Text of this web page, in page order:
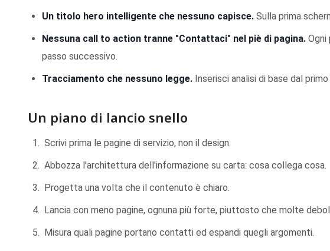
Un titolo hero intelligente che nessuno capisce. Sulla prima
Nessuna call to action tranne "Contattaci" nel piè di pagina. Ogni
passo successivo.
Tracciamento che nessuno legge. Inserisci analisi di base dal
Un piano di lancio snello
Scrivi prima le pagine di servizio, non il design.
Abbozza l'architettura dell'informazione su carta: cosa collega cosa.
Progetta una volta che il contenuto è chiaro.
Lancia con meno pagine, ognuna più forte, piuttosto che molte
Misura quali pagine portano contatti ed espandi quegli argomenti.